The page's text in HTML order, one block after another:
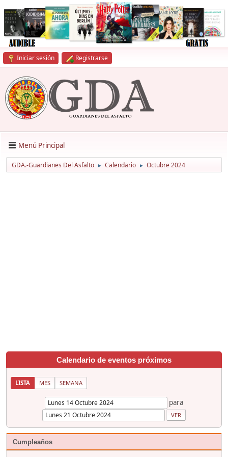
Iniciar sesión Registrarse
Menú Principal
GDA.-Guardianes Del Asfalto ► Calendario ► Octubre 2024
Calendario de eventos próximos
LISTA MES SEMANA
para
Cumpleaños